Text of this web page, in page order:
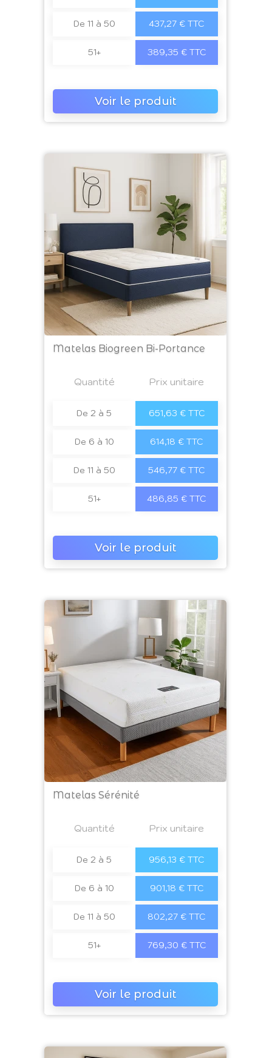
De 11 à 50 437,27 € TTC
51+ 389,35 € TTC
Voir le produit
Matelas Biogreen Bi-Portance
Quantité Prix unitaire
De 2 à 5 651,63 € TTC
De 6 à 10 614,18 € TTC
De 11 à 50 546,77 € TTC
51+ 486,85 € TTC
Voir le produit
Matelas Sérénité
Quantité Prix unitaire
De 2 à 5 956,13 € TTC
De 6 à 10 901,18 € TTC
De 11 à 50 802,27 € TTC
51+ 769,30 € TTC
Voir le produit